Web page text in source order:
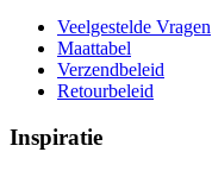
Veelgestelde Vragen
Maattabel
Verzendbeleid
Retourbeleid
Inspiratie